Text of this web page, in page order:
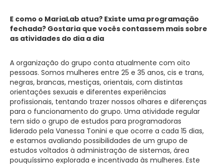
E como o MariaLab atua? Existe uma programação
fechada? Gostaria que vocês contassem mais sobre
as atividades do dia a dia
A organização do grupo conta atualmente com oito
pessoas. Somos mulheres entre 25 e 35 anos, cis e trans,
negras, brancas, mestiças, orientais, com distintas
orientações sexuais e diferentes experiências
profissionais, tentando trazer nossos olhares e diferenças
para o funcionamento do grupo. Uma atividade regular
tem sido o grupo de estudos para programadoras
liderado pela Vanessa Tonini e que ocorre a cada 15 dias,
e estamos avaliando possibilidades de um grupo de
estudos voltados à administração de sistemas, área
pouquíssimo explorada e incentivada às mulheres. Este